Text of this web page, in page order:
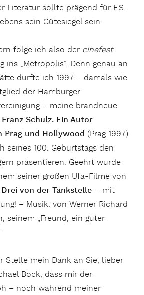
Literatur sollte prägend für F.S.
sein Gütesiegel sein.
folge ich also der cinefest
ins „Metropolis“. Denn genau an
durfte ich 1997 – damals wie
der Hamburger
– meine brandneue
Franz Schulz. Ein Autor
Prag und Hollywood (Prag 1997)
seines 100. Geburtstags den
präsentieren. Geehrt wurde
seiner großen Ufa-Filme von
Drei von der Tankstelle – mit
– Musik: von Werner Richard
seinem „Freund, ein guter
Stelle mein Dank an Sie, lieber
Bock, dass mir der
– noch während meiner